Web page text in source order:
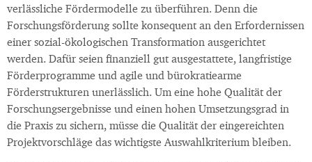
verlässliche Fördermodelle zu überführen. Denn die
Forschungsförderung sollte konsequent an den Erfordernissen
einer sozial-ökologischen Transformation ausgerichtet
werden. Dafür seien finanziell gut ausgestattete, langfristige
Förderprogramme und agile und bürokratiearme
Förderstrukturen unerlässlich. Um eine hohe Qualität der
Forschungsergebnisse und einen hohen Umsetzungsgrad in
die Praxis zu sichern, müsse die Qualität der eingereichten
Projektvorschläge das wichtigste Auswahlkriterium bleiben.